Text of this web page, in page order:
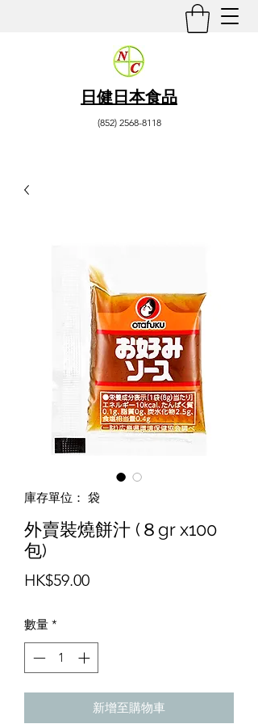
日健日本食品
(852) 2568-8118
庫存單位： 袋
外賣裝燒餅汁 (８gr x100
包)
HK$59.00價
數量 *
新增至購物車